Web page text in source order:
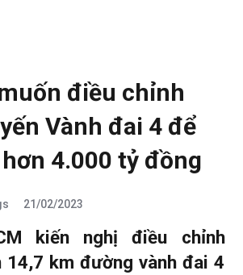
điều chỉnh
Vành đai 4 để
4.000 tỷ đồng
21/02/2023
kiến nghị điều chỉnh
14,7 km đường vành đai 4